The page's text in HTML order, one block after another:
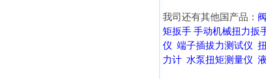
我司还有其他国产品：
矩扳手 手动机械扭力扳
仪 端子插拔力测试仪
力计 水泵扭矩测量仪